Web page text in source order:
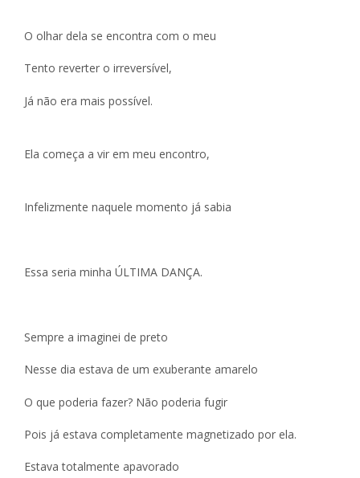
O olhar dela se encontra com o meu
Tento reverter o irreversível,
Já não era mais possível.
Ela começa a vir em meu encontro,
Infelizmente naquele momento já sabia
Essa seria minha ÚLTIMA DANÇA.
Sempre a imaginei de preto
Nesse dia estava de um exuberante amarelo
O que poderia fazer? Não poderia fugir
Pois já estava completamente magnetizado por ela.
Estava totalmente apavorado